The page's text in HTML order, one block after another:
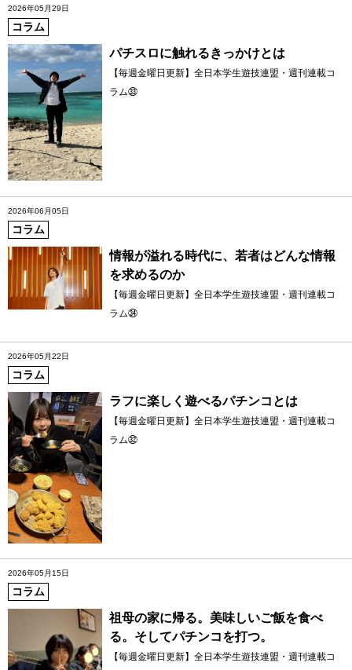
2026年05月29日
コラム
パチスロに触れるきっかけとは
【毎週金曜日更新】全日本学生遊技連盟・週刊連載コ
ラム㉝
2026年06月05日
コラム
情報が溢れる時代に、若者はどんな情報
を求めるのか
【毎週金曜日更新】全日本学生遊技連盟・週刊連載コ
ラム㉞
2026年05月22日
コラム
ラフに楽しく遊べるパチンコとは
【毎週金曜日更新】全日本学生遊技連盟・週刊連載コ
ラム㉜
2026年05月15日
コラム
祖母の家に帰る。美味しいご飯を食べ
る。そしてパチンコを打つ。
【毎週金曜日更新】全日本学生遊技連盟・週刊連載コ